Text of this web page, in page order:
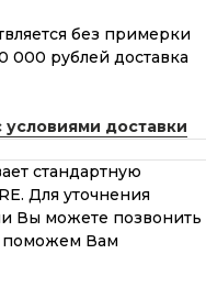
без примерки
000 рублей доставка
доставки
стандартную
Для уточнения
Вы можете позвонить
поможем Вам